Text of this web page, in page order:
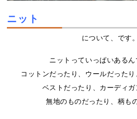
ニット
について、です。
ニットっていっぱいあるん
コットンだったり、ウールだったり
ベストだったり、カーディガ
無地のものだったり、柄も